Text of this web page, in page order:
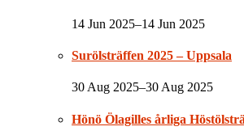
14 Jun 2025–14 Jun 2025
Surölsträffen 2025 – Uppsala
30 Aug 2025–30 Aug 2025
Hönö Ölagilles årliga